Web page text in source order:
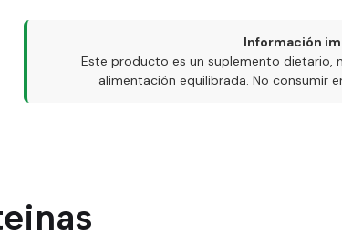
Información
Este producto es un suplemento dietario,
alimentación equilibrada. No consumir